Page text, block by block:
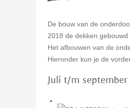
De bouw van de
2018 de dekken
Het afbouwen van de
Hieronder kun je de
Juli t/m